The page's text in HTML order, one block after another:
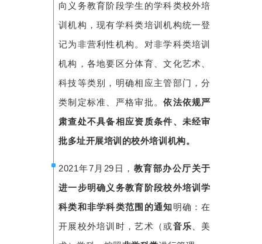
向义务教育阶段学生的学科类校外培
训机构，现有学科类培训机构统一登
记为非营利性机构。对非学科类培训
机构，各地要区分体育、文化艺术、
科技等类别，明确相应主管部门，分
类制定标准、严格审批。依法依规严
肃查处不具备相应资质条件、未经审
批多址开展培训的校外培训机构。
2021年7月29日， 教育部办公厅关于
进一步明确义务教育阶段校外培训学
科类和非学科类范围的通知明确：在
开展校外培训时，艺术（或音乐 、美